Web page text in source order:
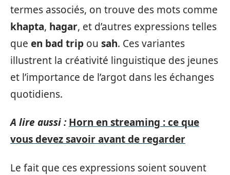
termes associés, on trouve des mots comme
khapta, hagar, et d’autres expressions telles
que en bad trip ou sah. Ces variantes
illustrent la créativité linguistique des jeunes
et l’importance de l’argot dans les échanges
quotidiens.
A lire aussi : Horn en streaming : ce que
vous devez savoir avant de regarder
Le fait que ces expressions soient souvent